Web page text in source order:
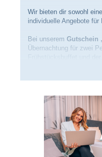
Wir bieten dir sowohl
individuelle Angebote für
Bei unserem Gutschein
Übernachtung für zwei